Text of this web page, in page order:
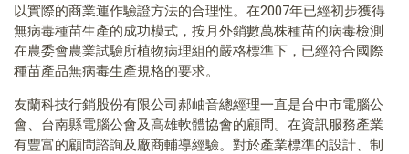
以實際的商業運作驗證方法的合理性。在2007年已經初步獲得
無病毒種苗生產的成功模式，按月外銷數萬株種苗的病毒檢測
在農委會農業試驗所植物病理組的嚴格標準下，已經符合國際
種苗產品無病毒生產規格的要求。
友蘭科技行銷股份有限公司郝岫音總經理一直是台中市電腦公
會、台南縣電腦公會及高雄軟體協會的顧問。在資訊服務產業
有豐富的顧問諮詢及廠商輔導經驗。對於產業標準的設計、制